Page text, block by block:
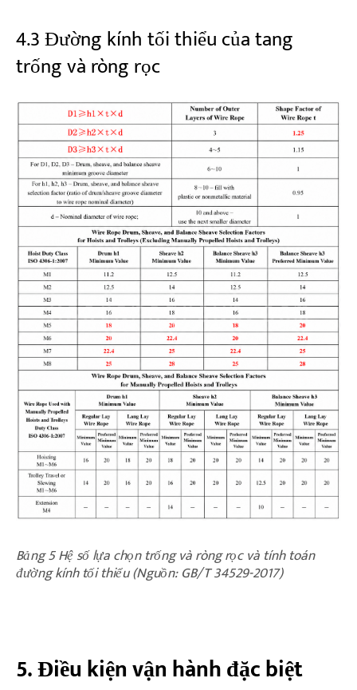
4.3 Đường kính tối thiểu của tang
trống và ròng rọc
Bảng 5 Hệ số lựa chọn trống và ròng rọc và tính toán
đường kính tối thiểu (Nguồn: GB/T 34529-2017)
5. Điều kiện vận hành đặc biệt